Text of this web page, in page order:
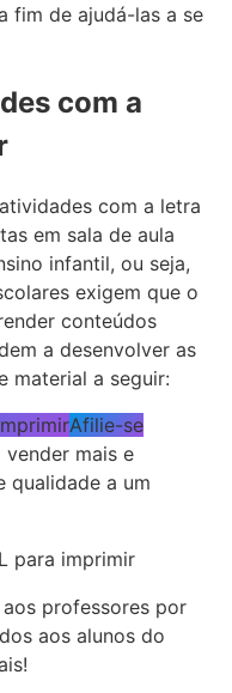
fim de ajudá-las a se
com a
com a letra
em sala de aula
infantil, ou seja,
exigem que o
conteúdos
a desenvolver as
material a seguir:
Afilie-se
mais e
qualidade a um
professores por
aos alunos do